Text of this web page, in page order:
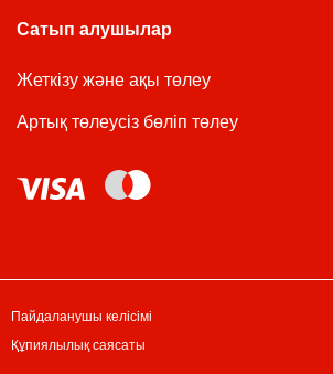
Сатып алушылар
Жеткізу және ақы төлеу
Артық төлеусіз бөліп төлеу
Пайдаланушы келісімі
Құпиялылық саясаты